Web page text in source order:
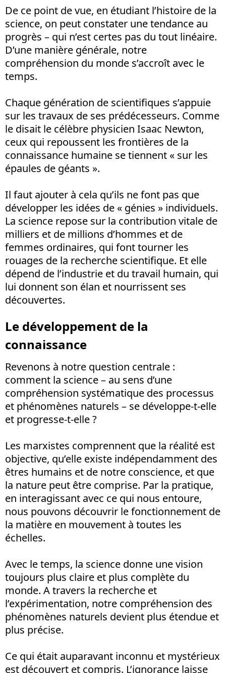
De ce point de vue, en étudiant l’histoire de la
science, on peut constater une tendance au
progrès – qui n’est certes pas du tout linéaire.
D’une manière générale, notre
compréhension du monde s’accroît avec le
temps.
Chaque génération de scientifiques s’appuie
sur les travaux de ses prédécesseurs. Comme
le disait le célèbre physicien Isaac Newton,
ceux qui repoussent les frontières de la
connaissance humaine se tiennent « sur les
épaules de géants ».
Il faut ajouter à cela qu’ils ne font pas que
développer les idées de « génies » individuels.
La science repose sur la contribution vitale de
milliers et de millions d’hommes et de
femmes ordinaires, qui font tourner les
rouages de la recherche scientifique. Et elle
dépend de l’industrie et du travail humain, qui
lui donnent son élan et nourrissent ses
découvertes.
Le développement de la
connaissance
Revenons à notre question centrale :
comment la science – au sens d’une
compréhension systématique des processus
et phénomènes naturels – se développe-t-elle
et progresse-t-elle ?
Les marxistes comprennent que la réalité est
objective, qu’elle existe indépendamment des
êtres humains et de notre conscience, et que
la nature peut être comprise. Par la pratique,
en interagissant avec ce qui nous entoure,
nous pouvons découvrir le fonctionnement de
la matière en mouvement à toutes les
échelles.
Avec le temps, la science donne une vision
toujours plus claire et plus complète du
monde. A travers la recherche et
l’expérimentation, notre compréhension des
phénomènes naturels devient plus étendue et
plus précise.
Ce qui était auparavant inconnu et mystérieux
est découvert et compris. L’ignorance laisse